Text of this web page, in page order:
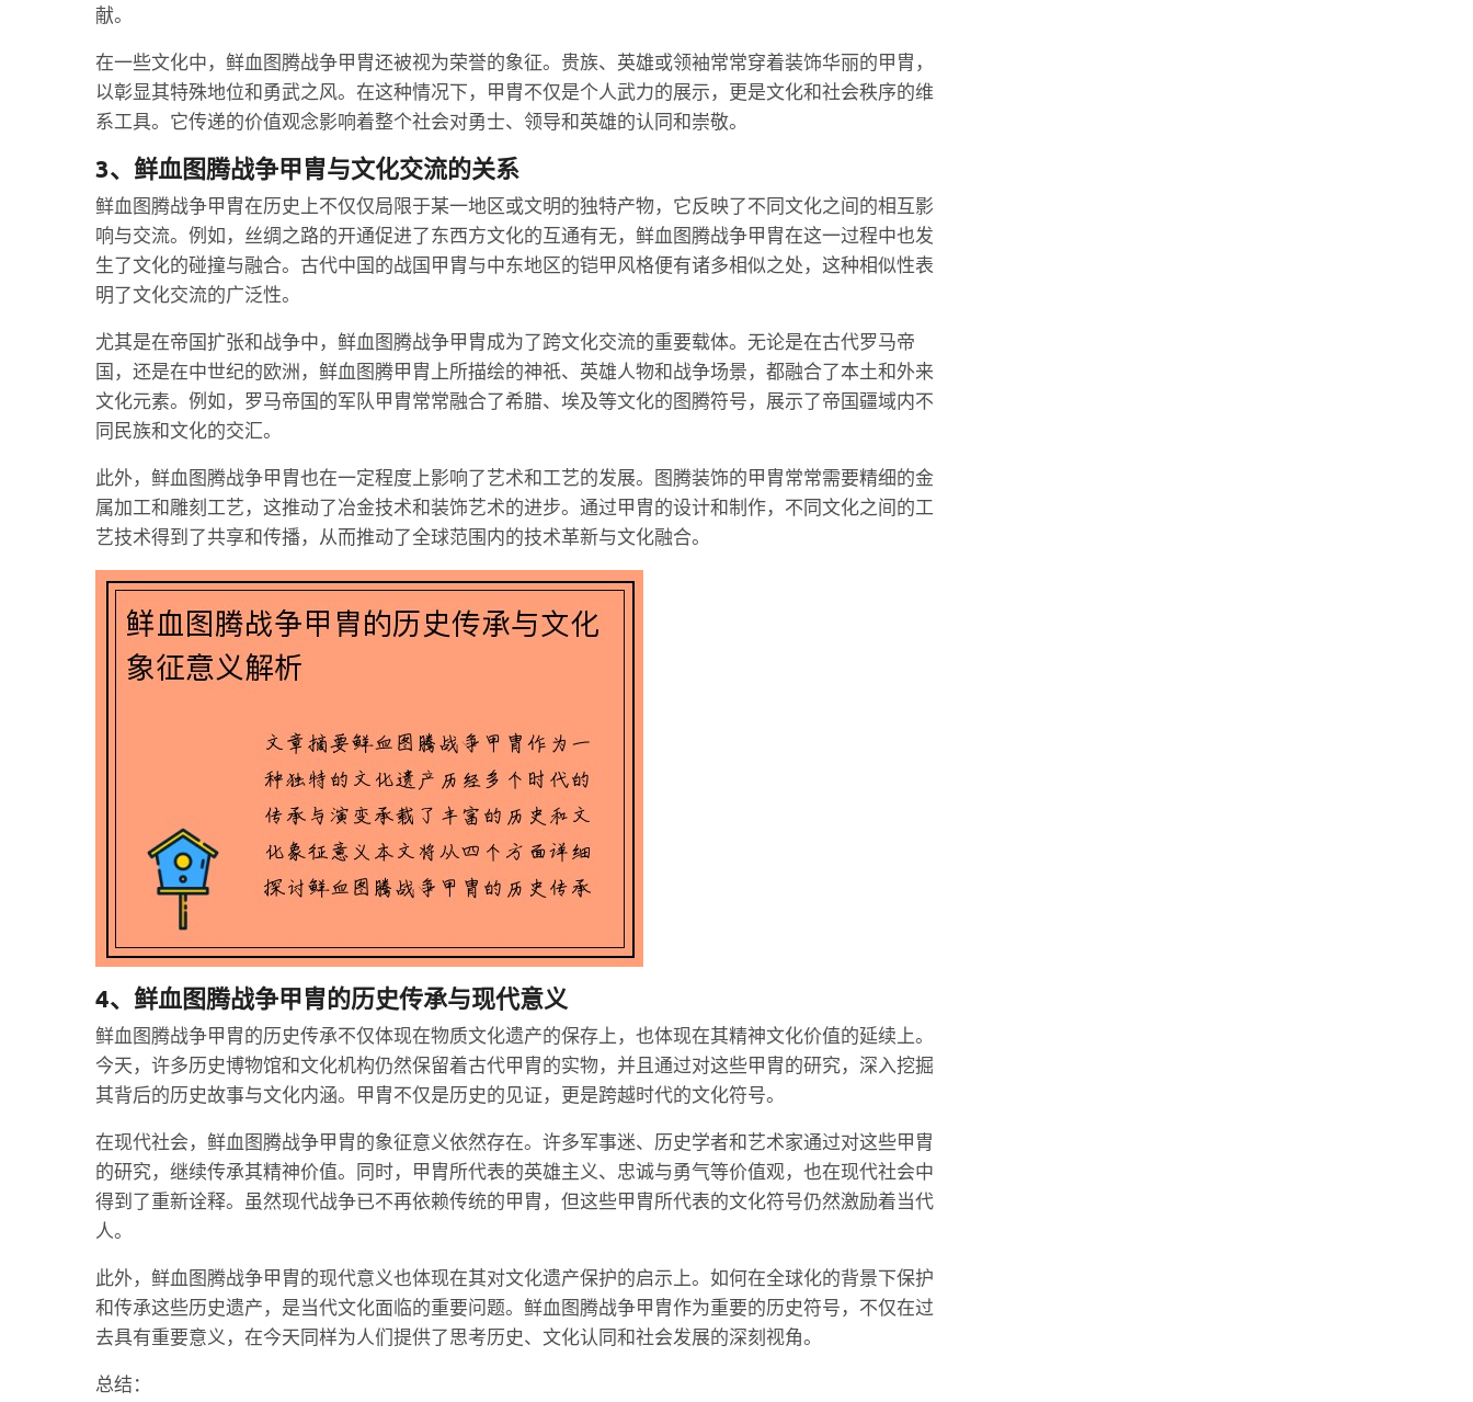
献。
在一些文化中，鲜血图腾战争甲胄还被视为荣誉的象征。贵族、英雄或领袖常常穿着装饰华丽的甲胄，
以彰显其特殊地位和勇武之风。在这种情况下，甲胄不仅是个人武力的展示，更是文化和社会秩序的维
系工具。它传递的价值观念影响着整个社会对勇士、领导和英雄的认同和崇敬。
3、鲜血图腾战争甲胄与文化交流的关系
鲜血图腾战争甲胄在历史上不仅仅局限于某一地区或文明的独特产物，它反映了不同文化之间的相互影
响与交流。例如，丝绸之路的开通促进了东西方文化的互通有无，鲜血图腾战争甲胄在这一过程中也发
生了文化的碰撞与融合。古代中国的战国甲胄与中东地区的铠甲风格便有诸多相似之处，这种相似性表
明了文化交流的广泛性。
尤其是在帝国扩张和战争中，鲜血图腾战争甲胄成为了跨文化交流的重要载体。无论是在古代罗马帝
国，还是在中世纪的欧洲，鲜血图腾甲胄上所描绘的神祇、英雄人物和战争场景，都融合了本土和外来
文化元素。例如，罗马帝国的军队甲胄常常融合了希腊、埃及等文化的图腾符号，展示了帝国疆域内不
同民族和文化的交汇。
此外，鲜血图腾战争甲胄也在一定程度上影响了艺术和工艺的发展。图腾装饰的甲胄常常需要精细的金
属加工和雕刻工艺，这推动了冶金技术和装饰艺术的进步。通过甲胄的设计和制作，不同文化之间的工
艺技术得到了共享和传播，从而推动了全球范围内的技术革新与文化融合。
4、鲜血图腾战争甲胄的历史传承与现代意义
鲜血图腾战争甲胄的历史传承不仅体现在物质文化遗产的保存上，也体现在其精神文化价值的延续上。
今天，许多历史博物馆和文化机构仍然保留着古代甲胄的实物，并且通过对这些甲胄的研究，深入挖掘
其背后的历史故事与文化内涵。甲胄不仅是历史的见证，更是跨越时代的文化符号。
在现代社会，鲜血图腾战争甲胄的象征意义依然存在。许多军事迷、历史学者和艺术家通过对这些甲胄
的研究，继续传承其精神价值。同时，甲胄所代表的英雄主义、忠诚与勇气等价值观，也在现代社会中
得到了重新诠释。虽然现代战争已不再依赖传统的甲胄，但这些甲胄所代表的文化符号仍然激励着当代
人。
此外，鲜血图腾战争甲胄的现代意义也体现在其对文化遗产保护的启示上。如何在全球化的背景下保护
和传承这些历史遗产，是当代文化面临的重要问题。鲜血图腾战争甲胄作为重要的历史符号，不仅在过
去具有重要意义，在今天同样为人们提供了思考历史、文化认同和社会发展的深刻视角。
总结：